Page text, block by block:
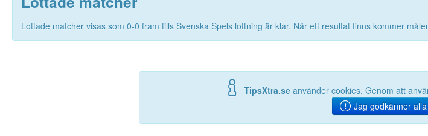
Lottade matcher visas som 0-0 fram tills Svenska Spels lottning är klar. När ett resultat finns kommer
TipsXtra.se använder cookies. Genom att
Jag godkänner